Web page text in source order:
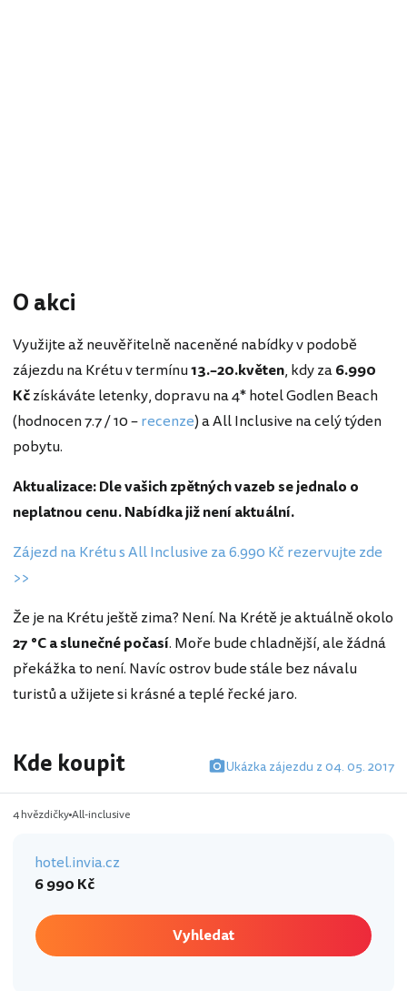
O akci
Využijte až neuvěřitelně naceněné nabídky v podobě
zájezdu na Krétu v termínu13.–20.květen, kdy za6.990
Kčzískáváte letenky, dopravu na 4* hotel Godlen Beach
(hodnocen 7.7 / 10 –recenze) a All Inclusive na celý týden
pobytu.
Aktualizace: Dle vašich zpětných vazeb se jednalo o
neplatnou cenu. Nabídka již není aktuální.
Zájezd na Krétu s All Inclusive za 6.990 Kč rezervujte zde
>>
Že je na Krétu ještě zima? Není. Na Krétě je aktuálně okolo
27 °C a slunečné počasí. Moře bude chladnější, ale žádná
překážka to není. Navíc ostrov bude stále bez návalu
turistů a užijete si krásné a teplé řecké jaro.
Kde koupit Ukázka zájezdu z 04. 05. 2017
4 hvězdičkyAll-inclusive
hotel.invia.cz
6 990 Kč
Vyhledat